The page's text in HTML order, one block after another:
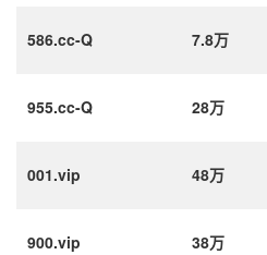
586.cc-Q 7.8万
955.cc-Q 28万
001.vip 48万
900.vip 38万